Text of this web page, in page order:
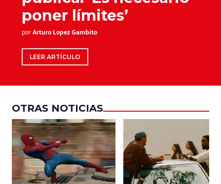
poner límites’
porArturo Lopez Gambito
LEER ARTÍCULO
OTRAS NOTICIAS